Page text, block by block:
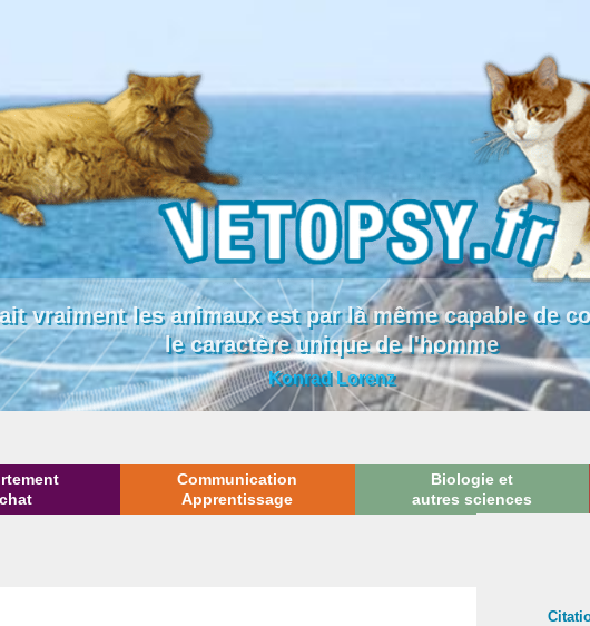
vraiment les animaux est par là même capable de
le caractère unique de l'homme
Konrad Lorenz
Communication
Apprentissage
Biologie et
autres sciences